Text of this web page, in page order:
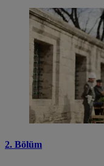
2. Bölüm